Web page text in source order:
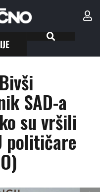
SAD-a
su vršili
političare